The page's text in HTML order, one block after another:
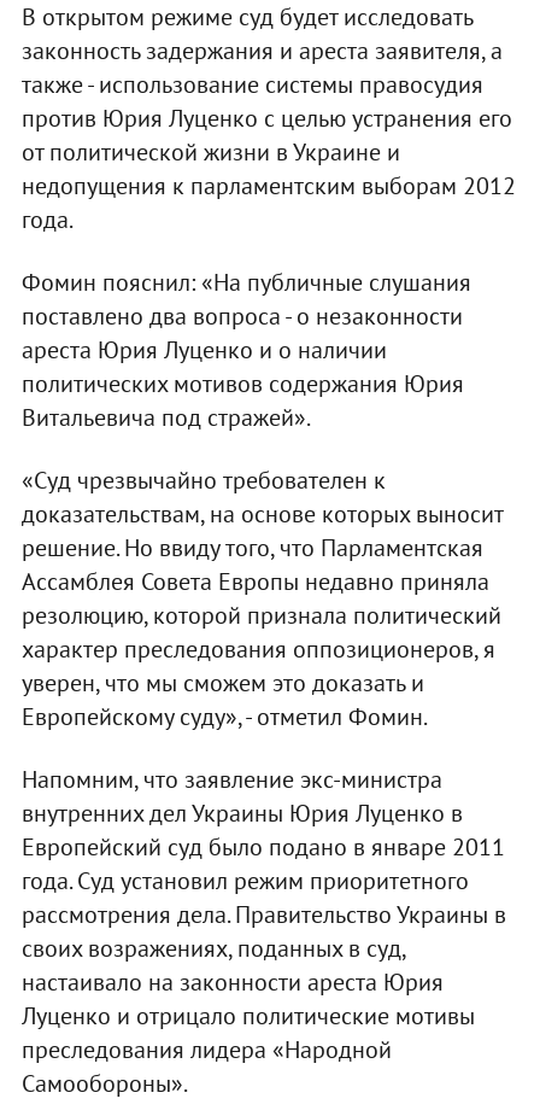
В открытом режиме суд будет исследовать
законность задержания и ареста заявителя, а
также - использование системы правосудия
против Юрия Луценко с целью устранения его
от политической жизни в Украине и
недопущения к парламентским выборам 2012
года.
Фомин пояснил: «На публичные слушания
поставлено два вопроса - о незаконности
ареста Юрия Луценко и о наличии
политических мотивов содержания Юрия
Витальевича под стражей».
«Суд чрезвычайно требователен к
доказательствам, на основе которых выносит
решение. Но ввиду того, что Парламентская
Ассамблея Совета Европы недавно приняла
резолюцию, которой признала политический
характер преследования оппозиционеров, я
уверен, что мы сможем это доказать и
Европейскому суду», - отметил Фомин.
Напомним, что заявление экс-министра
внутренних дел Украины Юрия Луценко в
Европейский суд было подано в январе 2011
года. Суд установил режим приоритетного
рассмотрения дела. Правительство Украины в
своих возражениях, поданных в суд,
настаивало на законности ареста Юрия
Луценко и отрицало политические мотивы
преследования лидера «Народной
Самообороны».